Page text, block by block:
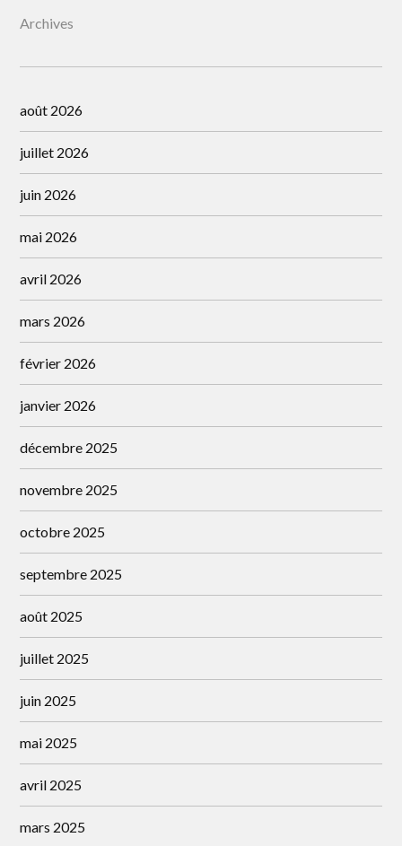
Archives
août 2026
juillet 2026
juin 2026
mai 2026
avril 2026
mars 2026
février 2026
janvier 2026
décembre 2025
novembre 2025
octobre 2025
septembre 2025
août 2025
juillet 2025
juin 2025
mai 2025
avril 2025
mars 2025